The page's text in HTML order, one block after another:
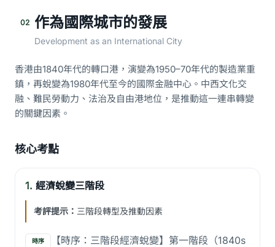
02 作為國際城市的發展
Development as an International City
香港由1840年代的轉口港，演變為1950–70年代的製造業重
鎮，再蛻變為1980年代至今的國際金融中心。中西文化交
融、難民勞動力、法治及自由港地位，是推動這一連串轉變
的關鍵因素。
核心考點
1. 經濟蛻變三階段
考評提示： 三階段轉型及推動因素
時序
【時序：三階段經濟蛻變】第一階段（1840s